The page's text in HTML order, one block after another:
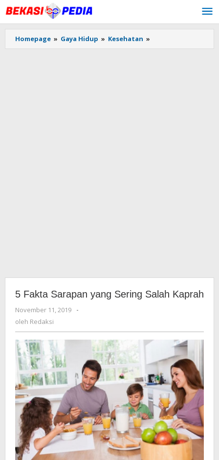
Lewati
ke
konten
Homepage » Gaya Hidup » Kesehatan »
Fakta
5 Fakta Sarapan yang Sering Salah Kaprah
November 11, 2019
oleh
-
oleh Redaksi